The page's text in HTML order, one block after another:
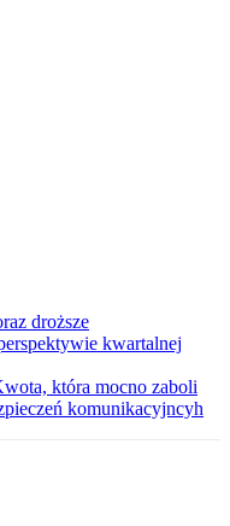
droższe
kwartalnej
która mocno zaboli
komunikacyjncyh